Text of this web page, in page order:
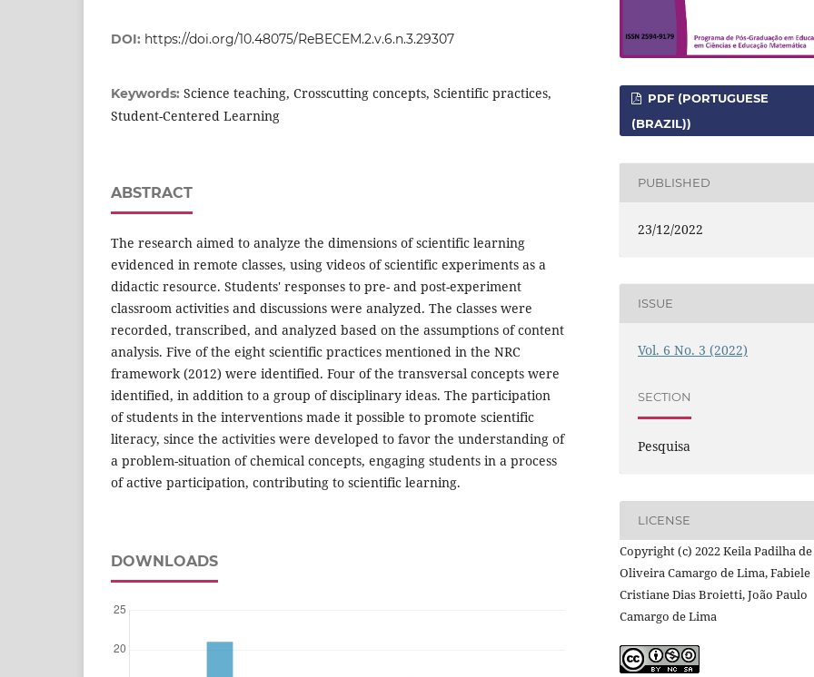
DOI: https://doi.org/10.48075/ReBECEM.2.v.6.n.3.29307
Keywords: Science teaching, Crosscutting concepts, Scientific practices,
Student-Centered Learning
ABSTRACT
The research aimed to analyze the dimensions of scientific learning
evidenced in remote classes, using videos of scientific experiments as a
didactic resource. Students' responses to pre- and post-experiment
classroom activities and discussions were analyzed. The classes were
recorded, transcribed, and analyzed based on the assumptions of content
analysis. Five of the eight scientific practices mentioned in the NRC
framework (2012) were identified. Four of the transversal concepts were
identified, in addition to a group of disciplinary ideas. The participation
of students in the interventions made it possible to promote scientific
literacy, since the activities were developed to favor the understanding of
a problem-situation of chemical concepts, engaging students in a process
of active participation, contributing to scientific learning.
DOWNLOADS
PDF (PORTUGUESE
(BRAZIL))
PUBLISHED
23/12/2022
ISSUE
Vol. 6 No. 3 (2022)
SECTION
Pesquisa
LICENSE
Copyright (c) 2022 Keila Padilha de
Oliveira Camargo de Lima, Fabiele
Cristiane Dias Broietti, João Paulo
Camargo de Lima